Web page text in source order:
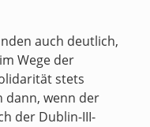
auch deutlich,
Wege der
stets
dann, wenn der
der Dublin-III-